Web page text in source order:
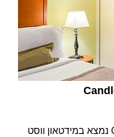
Candlewood Suites Times Square נמצא במידטאון ווסט